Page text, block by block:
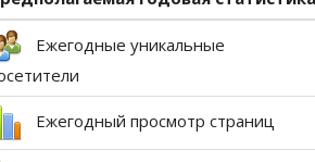
Ежегодные уникальные
Ежегодный просмотр страниц